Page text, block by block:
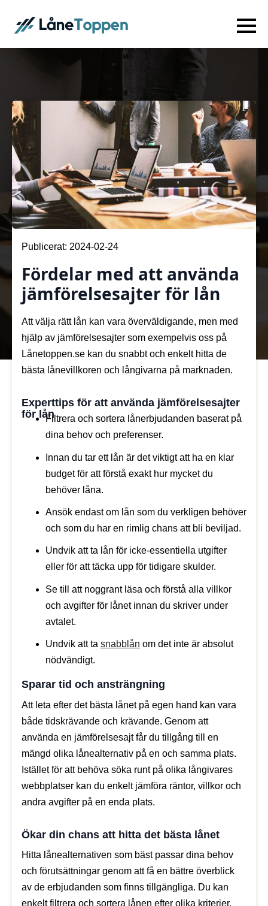
Publicerat: 2024-02-24
Fördelar med att använda
jämförelsesajter för lån
Att välja rätt lån kan vara överväldigande, men med
hjälp av jämförelsesajter som exempelvis oss på
Lånetoppen.se kan du snabbt och enkelt hitta de
bästa lånevillkoren och långivarna på marknaden.
Experttips för att använda jämförelsesajter
för lånFiltrera och sortera lånerbjudanden baserat på
dina behov och preferenser.
Innan du tar ett lån är det viktigt att ha en klar
budget för att förstå exakt hur mycket du
behöver låna.
Ansök endast om lån som du verkligen behöver
och som du har en rimlig chans att bli beviljad.
Undvik att ta lån för icke-essentiella utgifter
eller för att täcka upp för tidigare skulder.
Se till att noggrant läsa och förstå alla villkor
och avgifter för lånet innan du skriver under
avtalet.
Undvik att ta snabblån om det inte är absolut
nödvändigt.
Sparar tid och ansträngning
Att leta efter det bästa lånet på egen hand kan vara
både tidskrävande och krävande. Genom att
använda en jämförelsesajt får du tillgång till en
mängd olika lånealternativ på en och samma plats.
Istället för att behöva söka runt på olika långivares
webbplatser kan du enkelt jämföra räntor, villkor och
andra avgifter på en enda plats.
Ökar din chans att hitta det bästa lånet
Hitta lånealternativen som bäst passar dina behov
och förutsättningar genom att få en bättre överblick
av de erbjudanden som finns tillgängliga. Du kan
enkelt filtrera och sortera lånen efter olika kriterier,